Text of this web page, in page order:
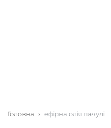
Головна › ефірна олія пачулі